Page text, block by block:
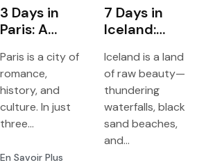
3 Days in
Paris: A
Escape to
the City of
Lights
Paris is a city of
romance,
history, and
culture. In just
three...
En Savoir Plus
7 Days in
Iceland:
Glaciers &
Northern
Lights
Iceland is a land
of raw beauty—
thundering
waterfalls, black
sand beaches,
and...